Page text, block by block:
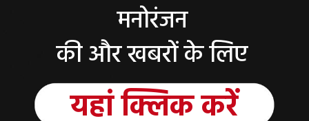
मनोरंजन
की और खबरों के लिए
यहांक्लिककरें